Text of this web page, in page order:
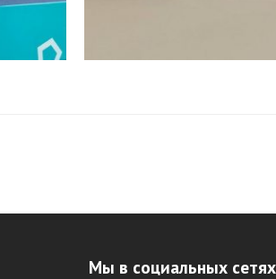
Мы в социальных сетях